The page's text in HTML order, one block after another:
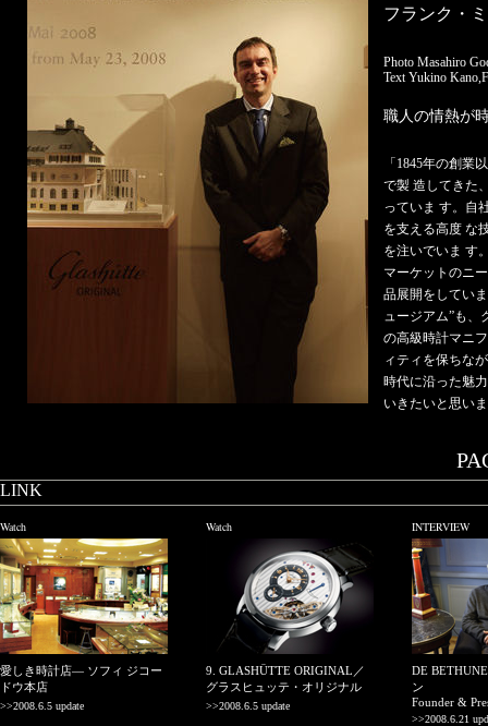
フランク・
Photo Masahiro
Text Yukino
職人の情熱が
「1845年の創業
で製 造してきた
っていま す。自
を支える高度 な
を注いでいま す
マーケットのニ
品展開をしてい
ュージアム”も、
の高級時計マニ
ィティを保ちな
時代に沿った魅
いきたいと思い
LINK
Watch
愛しき時計店― ソフィ ジコー
ドウ本店
>>2008.6.5 update
Watch
9. GLASHÜTTE ORIGINAL／
グラスヒュッテ・オリジナル
>>2008.6.5 update
INTERVIEW
DE
ン
Founder &
>>2008.6.21